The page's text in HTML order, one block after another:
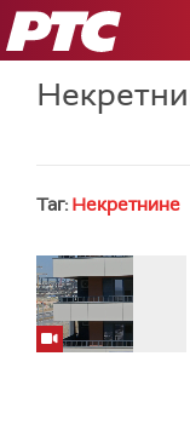
РТС
Таг: Некретнине